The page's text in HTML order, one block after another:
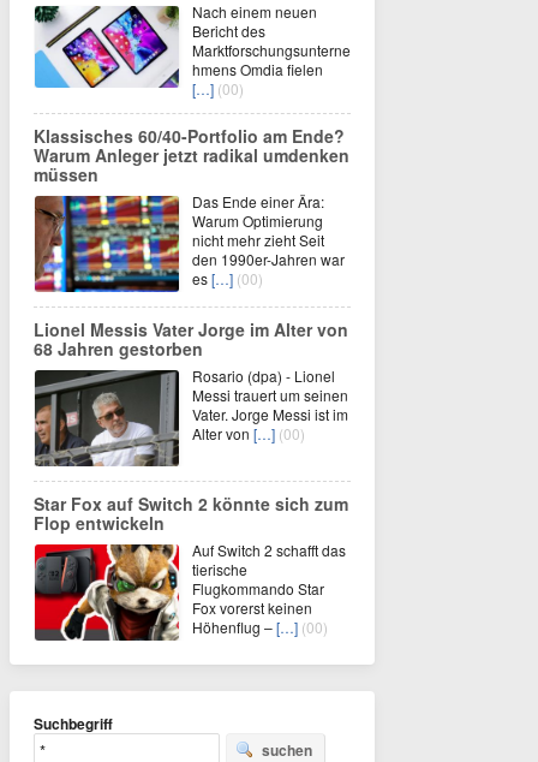
Nach einem neuen
Bericht des
Marktforschungsunterne
hmens Omdia fielen
[…] (00)
Klassisches 60/40-Portfolio am Ende?
Warum Anleger jetzt radikal umdenken
müssen
Das Ende einer Ära:
Warum Optimierung
nicht mehr zieht Seit
den 1990er-Jahren war
es[…] (00)
Lionel Messis Vater Jorge im Alter von
68 Jahren gestorben
Rosario (dpa) - Lionel
Messi trauert um seinen
Vater. Jorge Messi ist im
Alter von […] (00)
Star Fox auf Switch 2 könnte sich zum
Flop entwickeln
Auf Switch 2 schafft das
tierische
Flugkommando Star
Fox vorerst keinen
Höhenflug –[…] (00)
Suchbegriff
suchen